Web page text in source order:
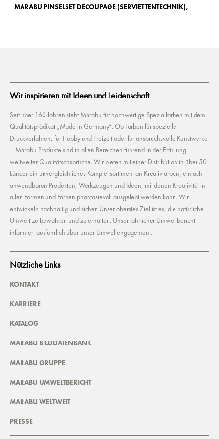
MARABU PINSELSET DECOUPAGE (SERVIETTENTECHNIK),
Wir inspirieren mit Ideen und Leidenschaft
Seit über 160 Jahren steht Marabu für hochwertige Spezialfarben mit dem
Qualitätsprädikat „Made in Germany“. Ob Farben für spezielle
Druckverfahren, für Hobby und Freizeit oder für anspruchsvolle Kunstwerke
– Marabu Produkte sind in allen Bereichen führend in der Erfüllung
weltweiter Qualitätsansprüche. Wir bieten mit einer Distribution in über 50
Länder ein unvergleichliches Komplettsortiment an Kreativfarben, einfach
anwendbaren Produkten, Werkzeugen und Ideen, mit denen Kreativität in
allen Formen und Farben phantasievoll ausgelebt werden kann. Wir
entwickeln nachhaltig und sicher. Unser oberstes Ziel ist es, die natürliche
Umwelt zu bewahren und zu erhalten. Unser jährlicher Umweltbericht
informiert ausführlich über unser Umweltengagement.
Nützliche Links
KONTAKT
KARRIERE
KATALOG
MARABU BILDDATENBANK
MARABU GRUPPE
MARABU UMWELTBERICHT
MARABU WELTWEIT
PRESSE